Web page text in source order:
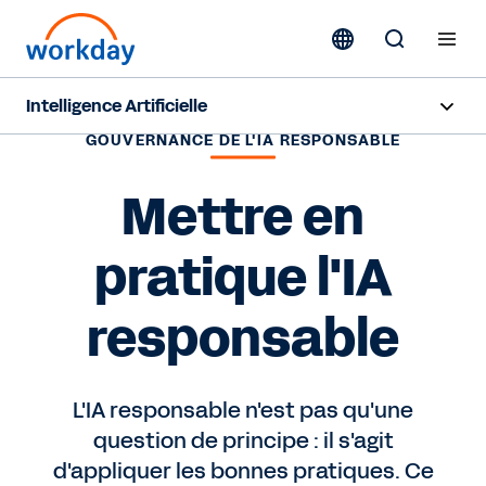
Intelligence Artificielle
Agent System of Record
IA responsable
Ressources
GOUVERNANCE DE L'IA RESPONSABLE
Mettre en
pratique l'IA
responsable
L'IA responsable n'est pas qu'une
question de principe : il s'agit
d'appliquer les bonnes pratiques. Ce